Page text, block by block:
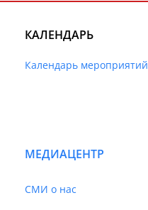
КАЛЕНДАРЬ
Календарь мероприятий
МЕДИАЦЕНТР
СМИ о нас